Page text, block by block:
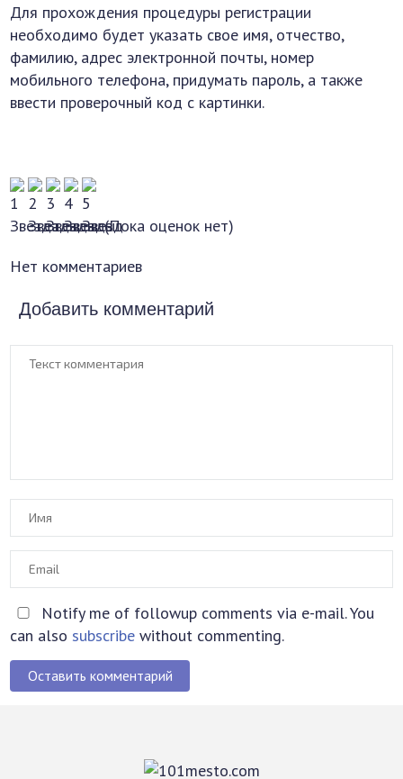
Для прохождения процедуры регистрации
необходимо будет указать свое имя, отчество,
фамилию, адрес электронной почты, номер
мобильного телефона, придумать пароль, а также
ввести проверочный код с картинки.
(Пока оценок нет)
Нет комментариев
Добавить комментарий
Notify me of followup comments via e-mail. You
can also subscribe without commenting.
Оставить комментарий